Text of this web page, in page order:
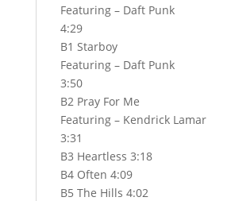
Featuring – Daft Punk
4:29
B1 Starboy
Featuring – Daft Punk
3:50
B2 Pray For Me
Featuring – Kendrick Lamar
3:31
B3 Heartless 3:18
B4 Often 4:09
B5 The Hills 4:02